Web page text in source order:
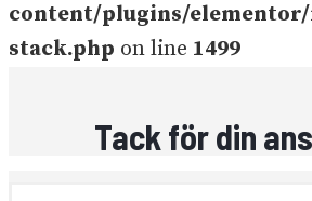
content/plugins/
stack.php on line 1499
Tack för din